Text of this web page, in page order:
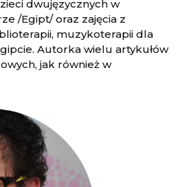
dwujęzycznych w
/Egipt/ oraz zajęcia z
muzykoterapii dla
Autorka wielu artykułów
jak również w